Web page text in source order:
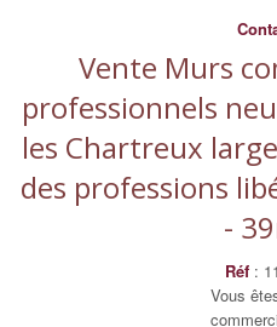
Vente Murs
professionnels
les Chartreux
des professions
-
Réf :
Vous